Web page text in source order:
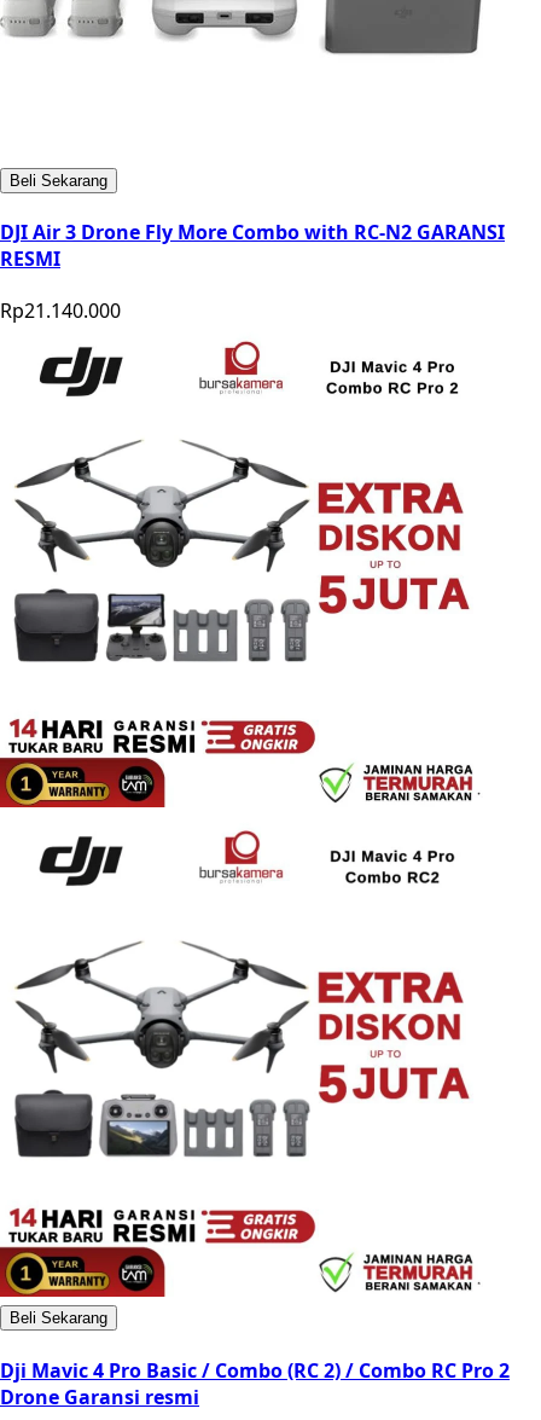
Beli Sekarang
DJI Air 3 Drone Fly More Combo with RC-N2 GARANSI
RESMI
Rp21.140.000
Beli Sekarang
Dji Mavic 4 Pro Basic / Combo (RC 2) / Combo RC Pro 2
Drone Garansi resmi